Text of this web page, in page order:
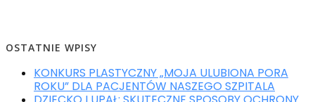
OSTATNIE WPISY
KONKURS PLASTYCZNY „MOJA ULUBIONA PORA
ROKU” DLA PACJENTÓW NASZEGO SZPITALA